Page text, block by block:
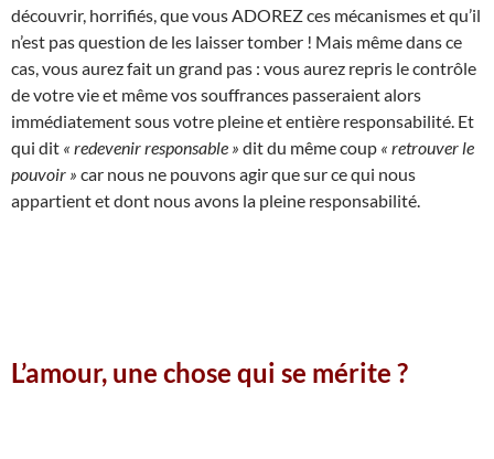
découvrir, horrifiés, que vous ADOREZ ces mécanismes et qu’il
n’est pas question de les laisser tomber ! Mais même dans ce
cas, vous aurez fait un grand pas : vous aurez repris le contrôle
de votre vie et même vos souffrances passeraient alors
immédiatement sous votre pleine et entière responsabilité. Et
qui dit « redevenir responsable » dit du même coup « retrouver le
pouvoir » car nous ne pouvons agir que sur ce qui nous
appartient et dont nous avons la pleine responsabilité.
L’amour, une chose qui se mérite ?